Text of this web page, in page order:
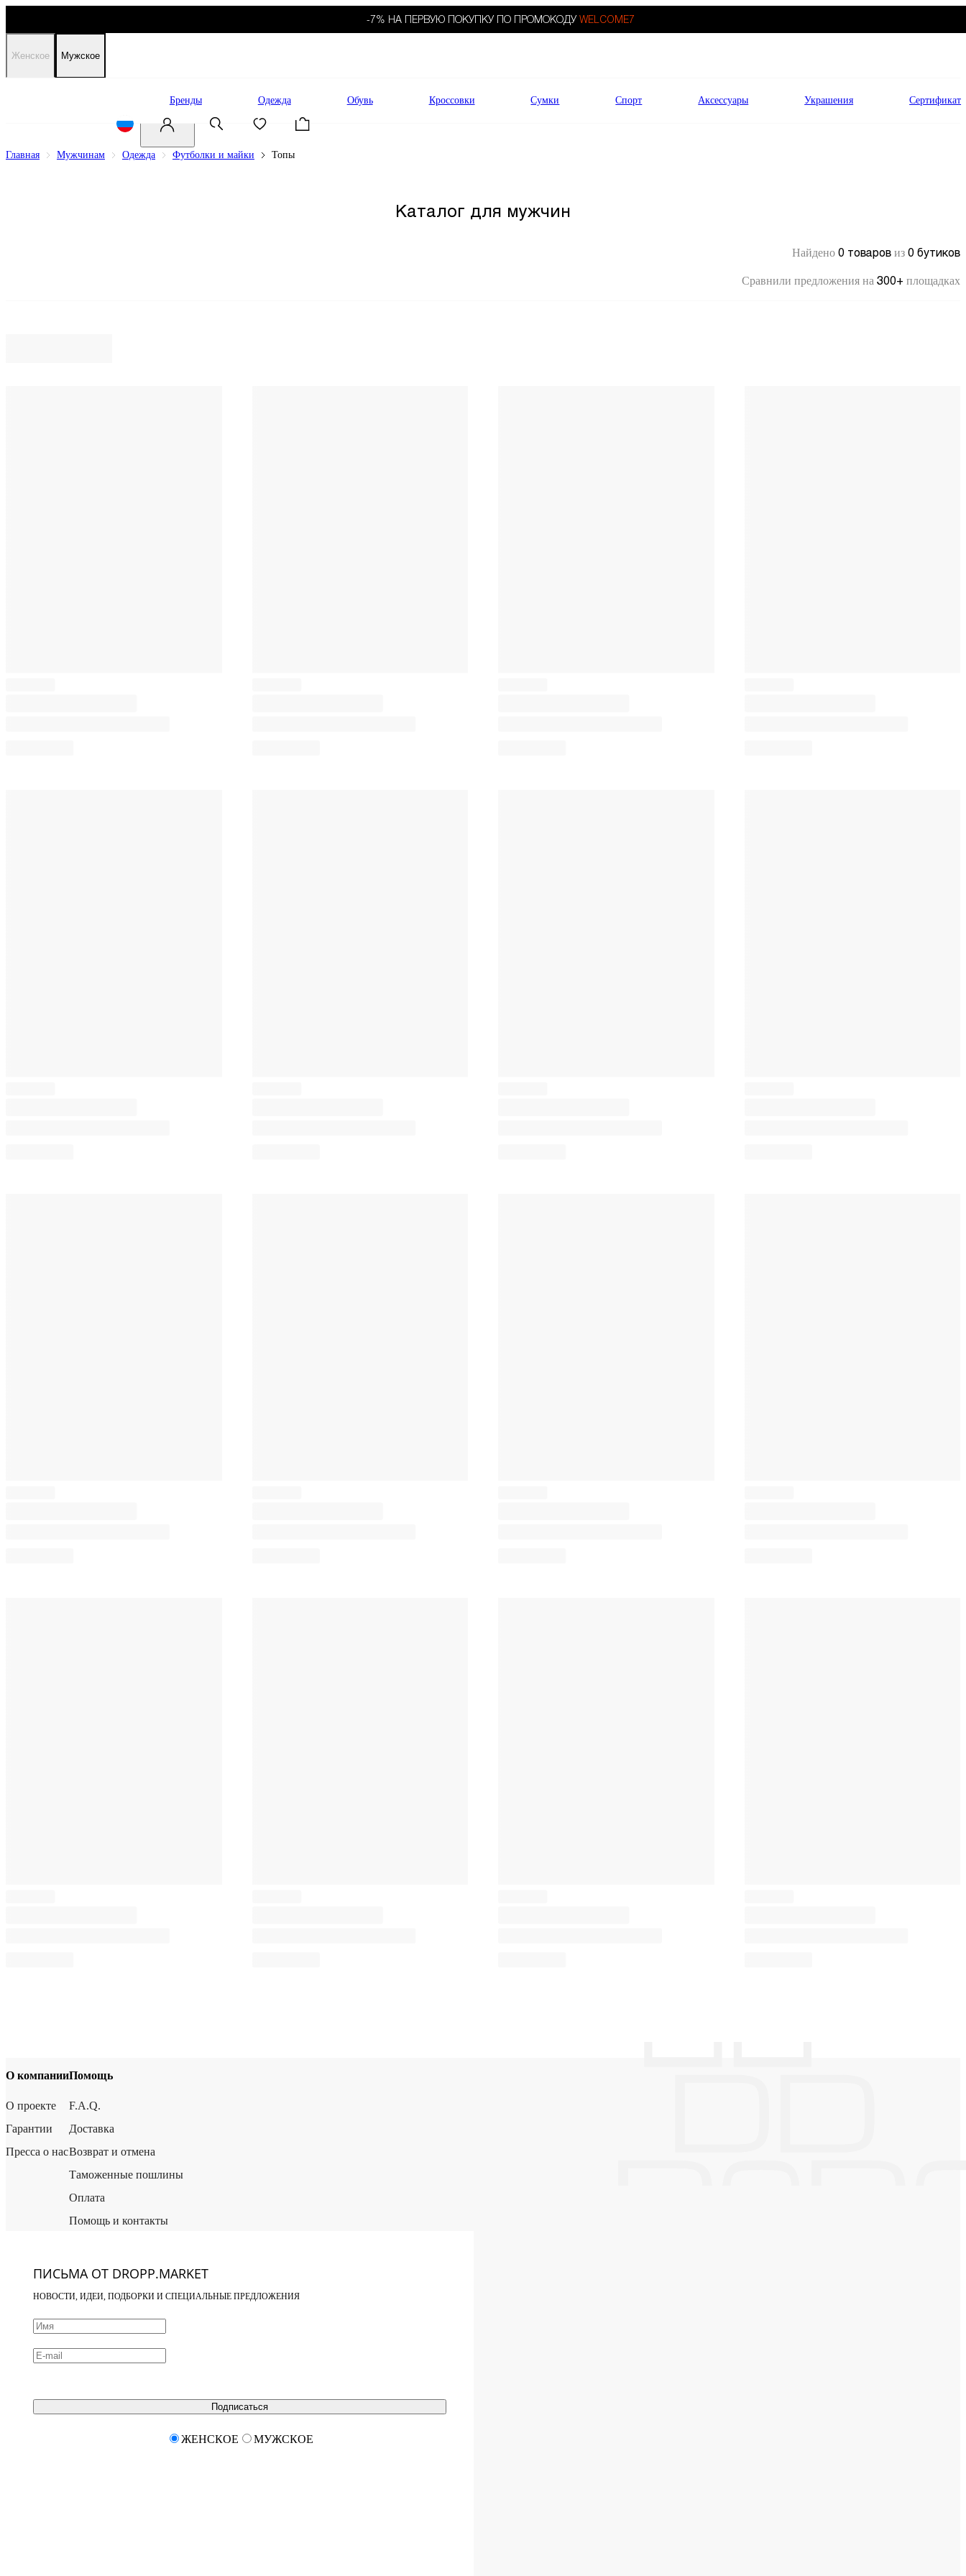
-7% НА ПЕРВУЮ ПОКУПКУ ПО ПРОМОКОДУ WELCOME7
Женское Мужское
Бренды Одежда Обувь Кроссовки Сумки Спорт Аксессуары Украшения Сертификат
Главная Мужчинам Одежда Футболки и майки Топы
Каталог для мужчин
Найдено 0 товаров из 0 бутиков
Сравнили предложения на 300+ площадках
О компании
О проекте
Гарантии
Пресса о нас
Помощь
F.A.Q.
Доставка
Возврат и отмена
Таможенные пошлины
Оплата
Помощь и контакты
ПИСЬМА ОТ DROPP.MARKET
НОВОСТИ, ИДЕИ, ПОДБОРКИ И СПЕЦИАЛЬНЫЕ ПРЕДЛОЖЕНИЯ
Подписаться
ЖЕНСКОЕ МУЖСКОЕ